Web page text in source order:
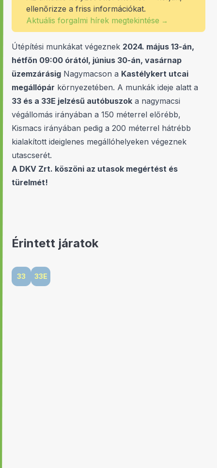
ellenőrizze a friss információkat.
Aktuális forgalmi hírek megtekintése →
Útépítési munkákat végeznek 2024. május 13-án,
hétfőn 09:00 órától, június 30-án, vasárnap
üzemzárásig Nagymacson a Kastélykert utcai
megállópár környezetében. A munkák ideje alatt a
33 és a 33E jelzésű autóbuszok a nagymacsi
végállomás irányában a 150 méterrel előrébb,
Kismacs irányában pedig a 200 méterrel hátrébb
kialakított ideiglenes megállóhelyeken végeznek
utascserét.
A DKV Zrt. köszöni az utasok megértést és
türelmét!
Érintett járatok
33 33E